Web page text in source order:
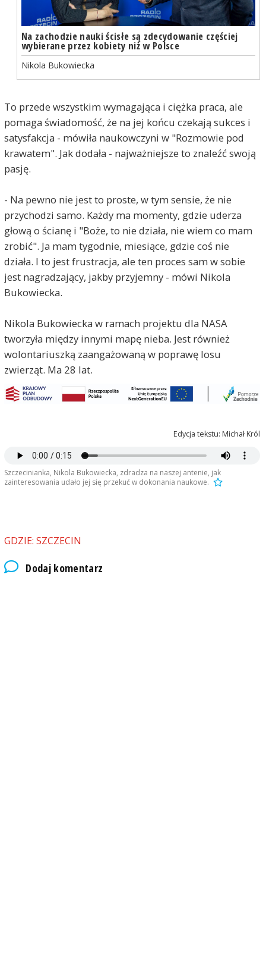
Na zachodzie nauki ścisłe są zdecydowanie częściej
wybierane przez kobiety niż w Polsce
Nikola Bukowiecka
To przede wszystkim wymagająca i ciężka praca, ale
pomaga świadomość, że na jej końcu czekają sukces i
satysfakcja - mówiła naukowczyni w "Rozmowie pod
krawatem". Jak dodała - najważniejsze to znaleźć swoją
pasję.
- Na pewno nie jest to proste, w tym sensie, że nie
przychodzi samo. Każdy ma momenty, gdzie uderza
głową o ścianę i "Boże, to nie działa, nie wiem co mam
zrobić". Ja mam tygodnie, miesiące, gdzie coś nie
działa. I to jest frustracja, ale ten proces sam w sobie
jest nagradzający, jakby przyjemny - mówi Nikola
Bukowiecka.
Nikola Bukowiecka w ramach projektu dla NASA
tworzyła między innymi mapę nieba. Jest również
wolontariuszką zaangażowaną w poprawę losu
zwierząt. Ma 28 lat.
Edycja tekstu: Michał Król
Szczecinianka, Nikola Bukowiecka, zdradza na naszej antenie, jak
zainteresowania udało jej się przekuć w dokonania naukowe.
GDZIE: SZCZECIN
Dodaj komentarz